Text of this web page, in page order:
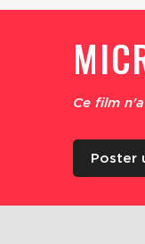
Ce film
Poster